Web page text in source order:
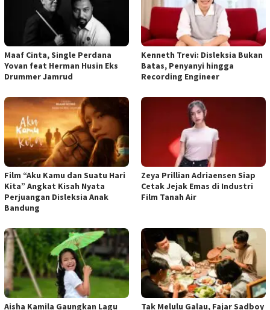
Maaf Cinta, Single Perdana
Yovan feat Herman Husin Eks
Drummer Jamrud
Kenneth Trevi: Disleksia Bukan
Batas, Penyanyi hingga
Recording Engineer
Film “Aku Kamu dan Suatu Hari
Kita” Angkat Kisah Nyata
Perjuangan Disleksia Anak
Bandung
Zeya Prillian Adriaensen Siap
Cetak Jejak Emas di Industri
Film Tanah Air
Aisha Kamila Gaungkan Lagu Tak Melulu Galau, Fajar Sadboy